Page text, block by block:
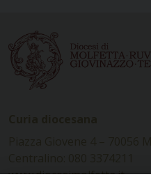
www.diocesimolfetta.it –